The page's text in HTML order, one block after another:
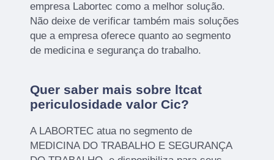
empresa Labortec como a melhor solução.
Não deixe de verificar também mais soluções
que a empresa oferece quanto ao segmento
de medicina e segurança do trabalho.
Quer saber mais sobre ltcat
periculosidade valor Cic?
A LABORTEC atua no segmento de
MEDICINA DO TRABALHO E SEGURANÇA